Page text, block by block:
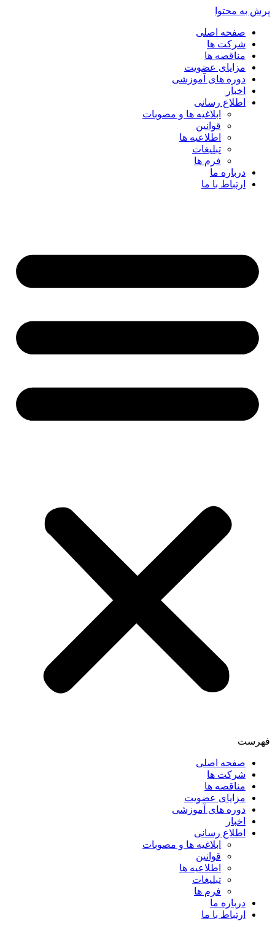
پرش به محتوا
صفحه اصلی
شرکت ها
مناقصه ها
مزایای عضویت
دوره های آموزشی
اخبار
اطلاع رسانی
ابلاغیه ها و مصوبات
قوانین
اطلاعیه ها
تبلیغات
فرم ها
درباره ما
ارتباط با ما
فهرست
صفحه اصلی
شرکت ها
مناقصه ها
مزایای عضویت
دوره های آموزشی
اخبار
اطلاع رسانی
ابلاغیه ها و مصوبات
قوانین
اطلاعیه ها
تبلیغات
فرم ها
درباره ما
ارتباط با ما